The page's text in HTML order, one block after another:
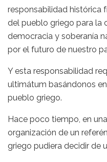
responsabilidad histórica
del pueblo griego para la
democracia y soberanía
por el futuro de nuestro
Y esta responsabilidad
ultimátum basándonos
pueblo griego.
Hace poco tiempo, en
organización de un
griego pudiera decidir de